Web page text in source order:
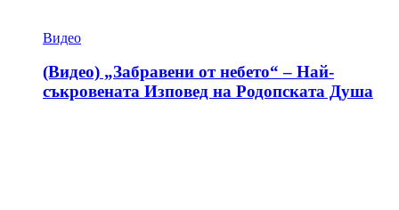
Видео
(Видео) „Забравени от небето“ – Най-
съкровената Изповед на Родопската Душа